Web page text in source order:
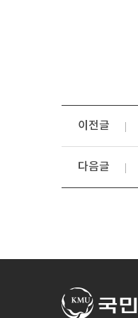
이전글
다음글